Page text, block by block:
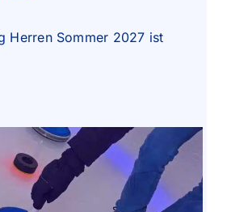
Herren Sommer 2027 ist